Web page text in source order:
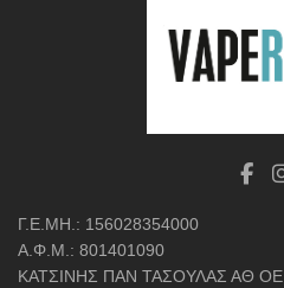
Γ.Ε.ΜΗ.: 156028354000
Α.Φ.Μ.: 801401090
ΚΑΤΣΙΝΗΣ ΠΑΝ ΤΑΣΟΥΛΑΣ ΑΘ ΟΕ